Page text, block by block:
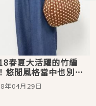
春夏大活躍的竹編
悠閒風格當中也別忘
年04月29日